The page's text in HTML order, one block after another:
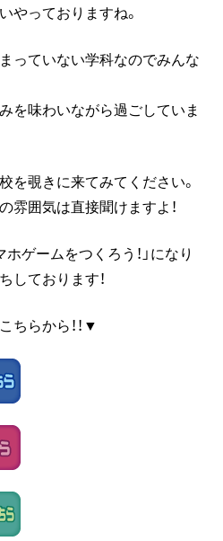
やっておりますね。
っていない学科なのでみんな
を味わいながら過ごしていま
を覗きに来てみてください。
雰囲気は直接聞けますよ！
ゲームをつくろう！」になり
しております！
らから！！▼